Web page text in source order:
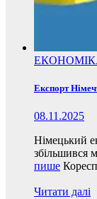
Експорт
08.11.2025
Німецький
збільшився
пише
Читати далі